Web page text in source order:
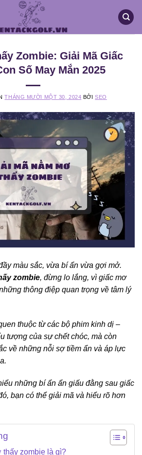
Zombie: Giải Mã Giấc
Số May Mắn 2025
THÁNG MƯỜI MỘT 30, 2024 BỞISEO
màu sắc, vừa bí ẩn vừa gợi mở.
zombie, đừng lo lắng, vì giấc mơ
thông điệp quan trọng về tâm lý
thuộc từ các bộ phim kinh dị –
tượng của sự chết chóc, mà còn
về những nỗi sợ tiềm ẩn và áp lực
những bí ẩn ẩn giấu đằng sau giấc
bạn có thể giải mã và hiểu rõ hơn
thấy zombie là gì?